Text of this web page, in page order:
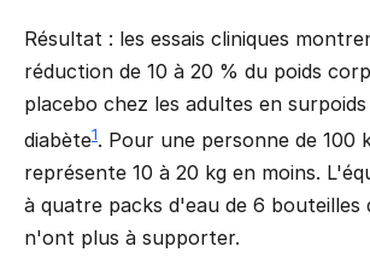
Résultat : les essais cliniques
réduction de 10 à 20 % du poids
placebo chez les adultes en
diabète1. Pour une personne de 100
représente 10 à 20 kg en moins.
à quatre packs d'eau de 6 bouteilles
n'ont plus à supporter.